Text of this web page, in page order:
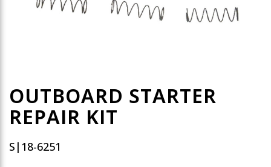
OUTBOARD STARTER
REPAIR KIT
S|18-6251